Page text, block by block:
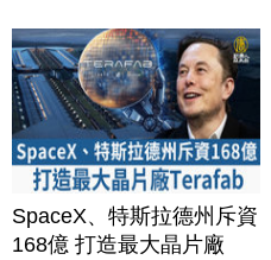
SpaceX、特斯拉德州斥資
168億 打造最大晶片廠